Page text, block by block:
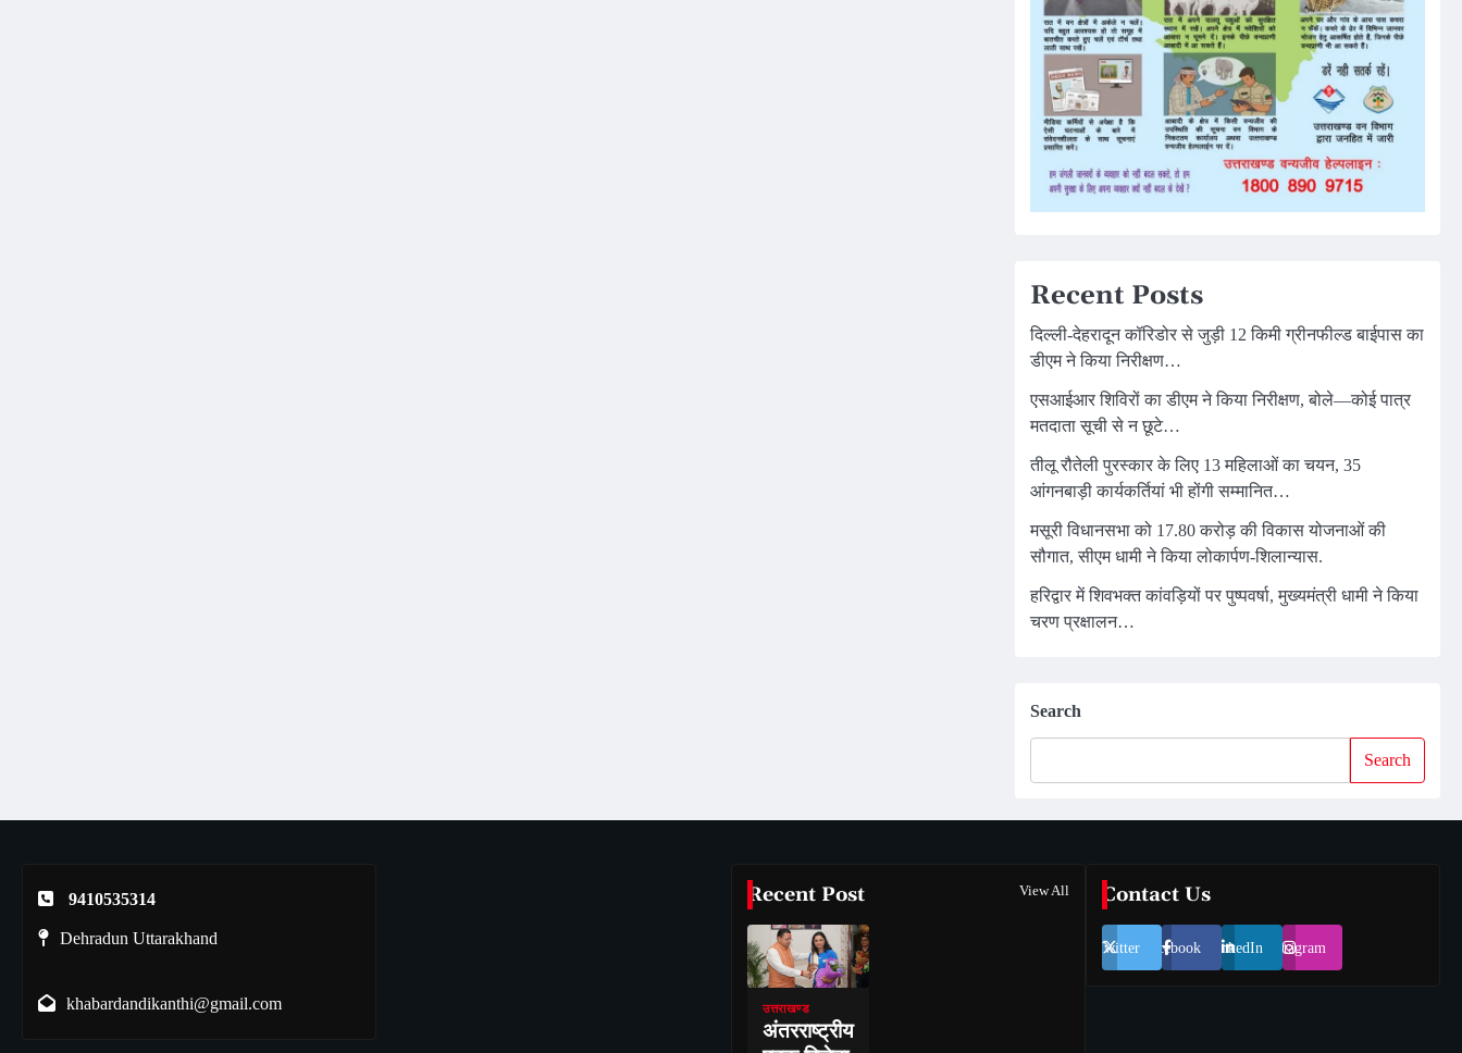
Recent Posts
दिल्ली-देहरादून कॉरिडोर से जुड़ी 12 किमी ग्रीनफील्ड बाईपास का
डीएम ने किया निरीक्षण…
एसआईआर शिविरों का डीएम ने किया निरीक्षण, बोले—कोई पात्र
मतदाता सूची से न छूटे…
तीलू रौतेली पुरस्कार के लिए 13 महिलाओं का चयन, 35
आंगनबाड़ी कार्यकर्तियां भी होंगी सम्मानित…
मसूरी विधानसभा को 17.80 करोड़ की विकास योजनाओं की
सौगात, सीएम धामी ने किया लोकार्पण-शिलान्यास.
हरिद्वार में शिवभक्त कांवड़ियों पर पुष्पवर्षा, मुख्यमंत्री धामी ने किया
चरण प्रक्षालन…
Search
Search
9410535314
Dehradun Uttarakhand
khabardandikanthi@gmail.com
Recent Post View All
उत्तराखण्ड
अंतरराष्ट्रीय
Contact Us
Twitter Facebook LinkedIn Instagram